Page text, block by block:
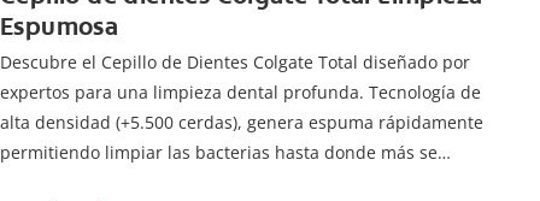
Espumosa
Descubre el Cepillo de Dientes Colgate Total diseñado por
expertos para una limpieza dental profunda. Tecnología de
alta densidad (+5.500 cerdas), genera espuma rápidamente
permitiendo limpiar las bacterias hasta donde más se